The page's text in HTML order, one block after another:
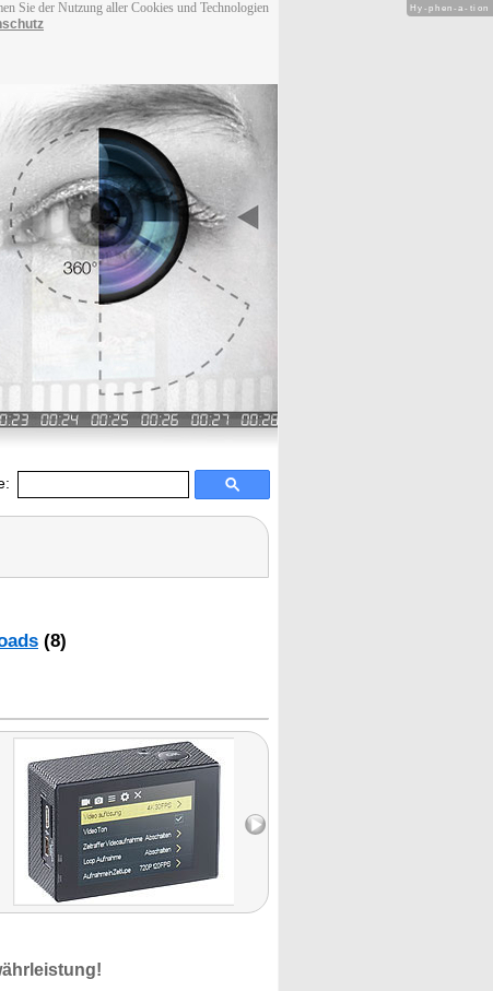
Sie der Nutzung aller Cookies und Technologien
(8)
Hy-phen-a-tion